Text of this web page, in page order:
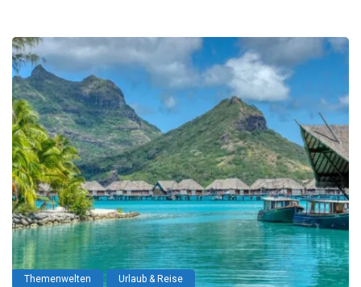
Themenwelten Urlaub & Reise